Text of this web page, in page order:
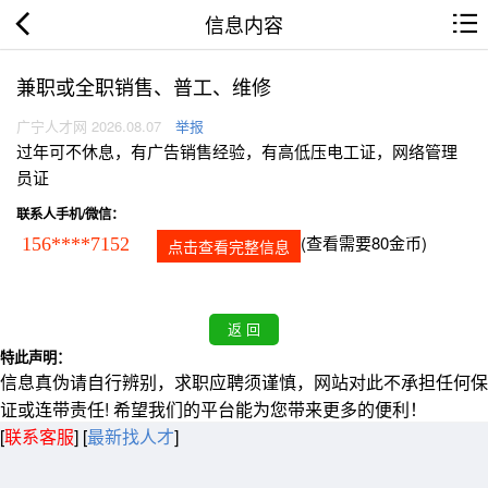
信息内容
兼职或全职销售、普工、维修
广宁人才网 2026.08.07 举报
过年可不休息，有广告销售经验，有高低压电工证，网络管理
员证
联系人手机/微信：
156****7152 点击查看完整信息 (查看需要80金币)
特此声明：
信息真伪请自行辨别，求职应聘须谨慎，网站对此不承担任何保
证或连带责任! 希望我们的平台能为您带来更多的便利！
[联系客服] [最新找人才]